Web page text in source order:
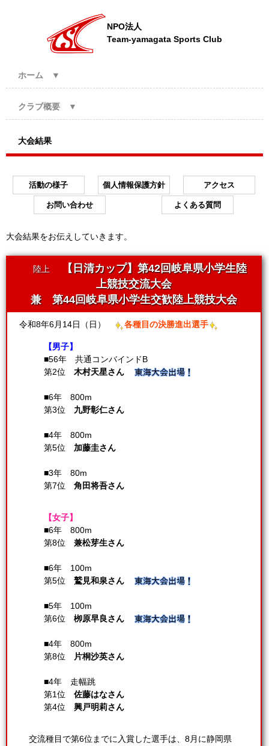
NPO法人
Team-yamagata Sports Club
ホーム ▼
クラブ概要 ▼
大会結果
活動の様子 個人情報保護方針 アクセス
お問い合わせ よくある質問
大会結果をお伝えしていきます。
陸上
【日清カップ】第42回岐阜県小学生陸
上競技交流大会
兼 第44回岐阜県小学生交歓陸上競技大会
令和8年6月14日（日） 各種目の決勝進出選手
【男子】
■56年 共通コンバインドB
第2位 木村天星さん
■6年 800m
第3位 九野彰仁さん
■4年 800m
第5位 加藤圭さん
■3年 80m
第7位 角田将吾さん
【女子】
■6年 800m
第8位 兼松芽生さん
■6年 100m
第5位 鷲見和泉さん
■5年 100m
第6位 栁原早良さん
■4年 800m
第8位 片桐沙英さん
■4年 走幅跳
第1位 佐藤はなさん
第4位 興戸明莉さん
交流種目で第6位までに入賞した選手は、8月に静岡県